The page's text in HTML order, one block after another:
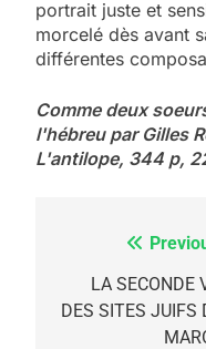
portrait juste et
morcelé dès avant
différentes
Comme deux
l'hébreu par Gilles
L'antilope, 344 p,
Navigation
LA SECONDE
DES SITES JUIFS
5